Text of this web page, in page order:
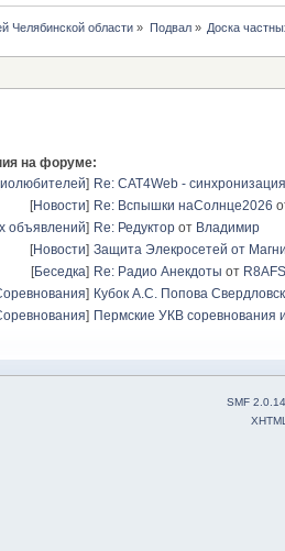
Челябинской области » Подвал» Доска
на форуме:
] Re: CAT4Web -
[Новости] Re: Вспышки наСолнце2026
объявлений] Re: Редуктор от Владимир
[Новости] Защита Элекросетей от
[Беседка] Re: Радио Анекдоты от R8AFS
] Кубок А.С. Попова
] Пермские УКВ соревнования
SMF 2.0.14